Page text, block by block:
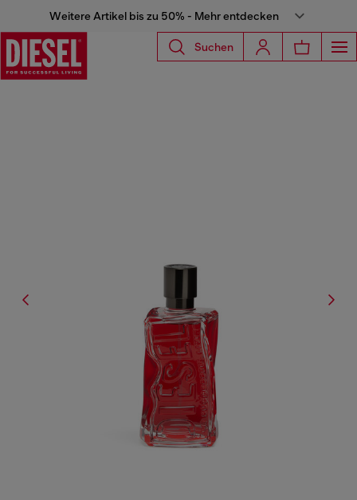
Weitere Artikel bis zu 50% - Mehr entdecken
Suchen